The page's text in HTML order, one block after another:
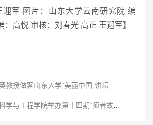
迎军 图片：山东大学云南研究院 编
：高悦 审核：刘春光 高正 王迎军】
教授做客山东大学“美丽中国”讲坛